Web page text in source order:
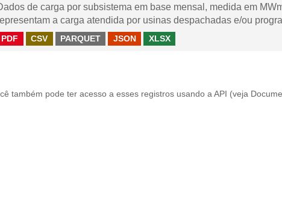
de carga por subsistema em base mensal, medida em
a carga atendida por usinas despachadas e/ou
PDF CSV PARQUET JSON XLSX
também pode ter acesso a esses registros usando a API (veja